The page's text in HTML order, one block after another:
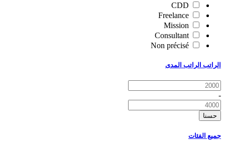
CDD
Freelance
Mission
Consultant
Non précisé
الراتب الراتب المدى
-
حسنا
جميع الفئات